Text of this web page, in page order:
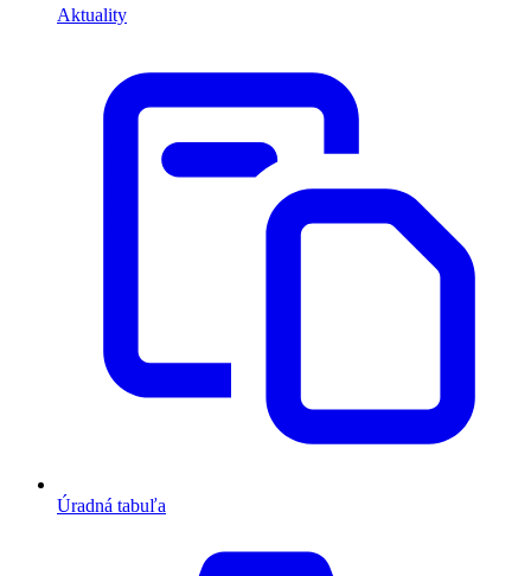
Aktuality
Úradná tabuľa